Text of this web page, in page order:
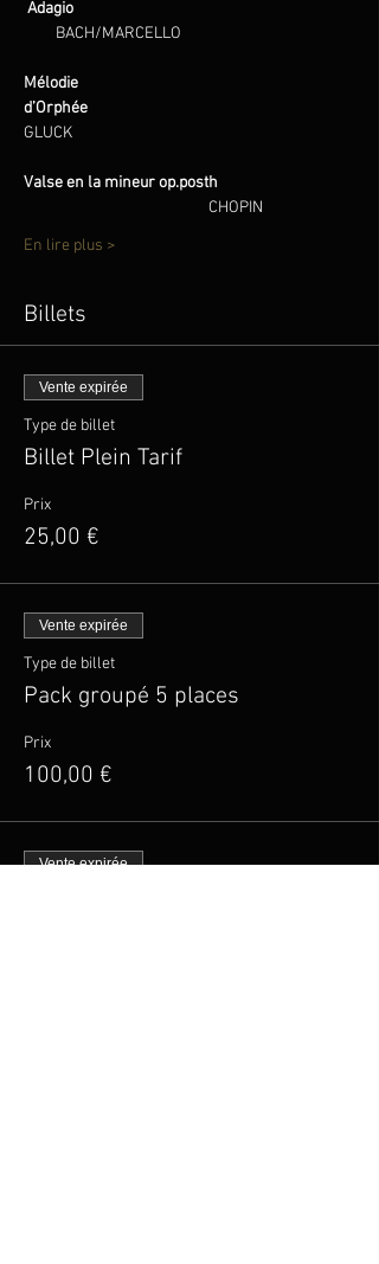
Adagio
BACH/MARCELLO
Mélodie
d’Orphée
GLUCK
Valse en la mineur op.posth
CHOPIN
En lire plus >
Billets
Vente expirée
Type de billet
Billet Plein Tarif
Prix
25,00 €
Vente expirée
Type de billet
Pack groupé 5 places
Prix
100,00 €
Vente expirée